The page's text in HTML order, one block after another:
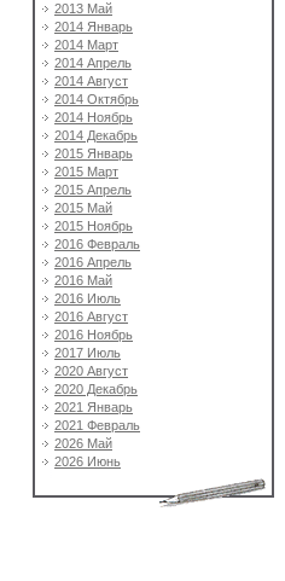
2013 Май
2014 Январь
2014 Март
2014 Апрель
2014 Август
2014 Октябрь
2014 Ноябрь
2014 Декабрь
2015 Январь
2015 Март
2015 Апрель
2015 Май
2015 Ноябрь
2016 Февраль
2016 Апрель
2016 Май
2016 Июль
2016 Август
2016 Ноябрь
2017 Июль
2020 Август
2020 Декабрь
2021 Январь
2021 Февраль
2026 Май
2026 Июнь